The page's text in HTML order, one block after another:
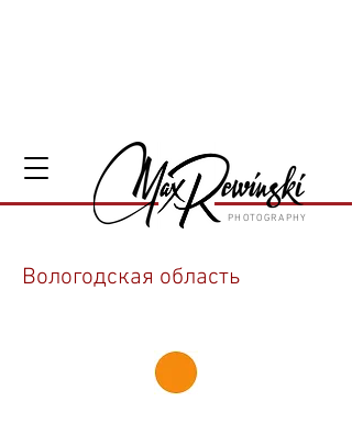
PHOTOGRAPHY
Вологодская область